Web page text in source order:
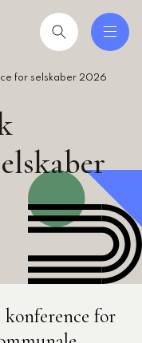
for selskaber 2026
for